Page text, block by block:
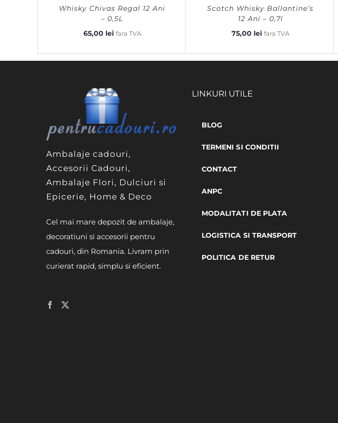
Whisky Chivas Regal 12 Ani
– 0,5L
65,00 lei fara TVA
Scotch Whisky Ballantine’s
12 Ani – 0,7l
75,00 lei fara TVA
Ambalaje cadouri,
Accesorii Cadouri,
Ambalaje Flori, Dulciuri si
Epicerie, Home & Deco
Cel mai mare depozit de ambalaje,
decoratiuni si accesorii pentru
cadouri, din Romania. Livram prin
curierat rapid, simplu si eficient.
LINKURI UTILE
BLOG
TERMENI SI CONDITII
CONTACT
ANPC
MODALITATI DE PLATA
LOGISTICA SI TRANSPORT
POLITICA DE RETUR